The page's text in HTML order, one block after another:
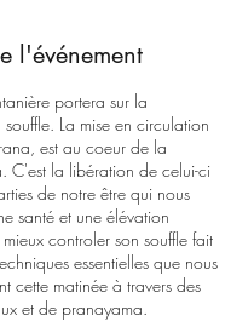
l'événement
portera sur la
La mise en circulation
est au coeur de la
C'est la libération de celui-ci
de notre être qui nous
santé et une élévation
controler son souffle fait
essentielles que nous
cette matinée à travers des
et de pranayama.